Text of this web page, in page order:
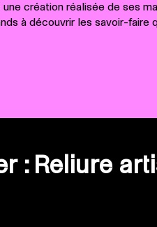
une création réalisée de ses
à découvrir les savoir-faire
: Reliure